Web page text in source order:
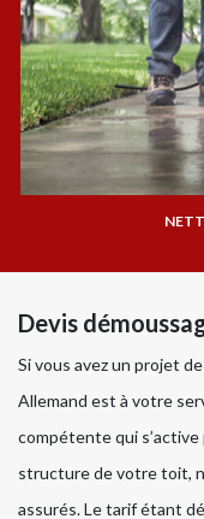
Devis
Si vous avez un projet
Allemand est à votre
compétente qui
structure de votre toit,
assurés. Le tarif étant